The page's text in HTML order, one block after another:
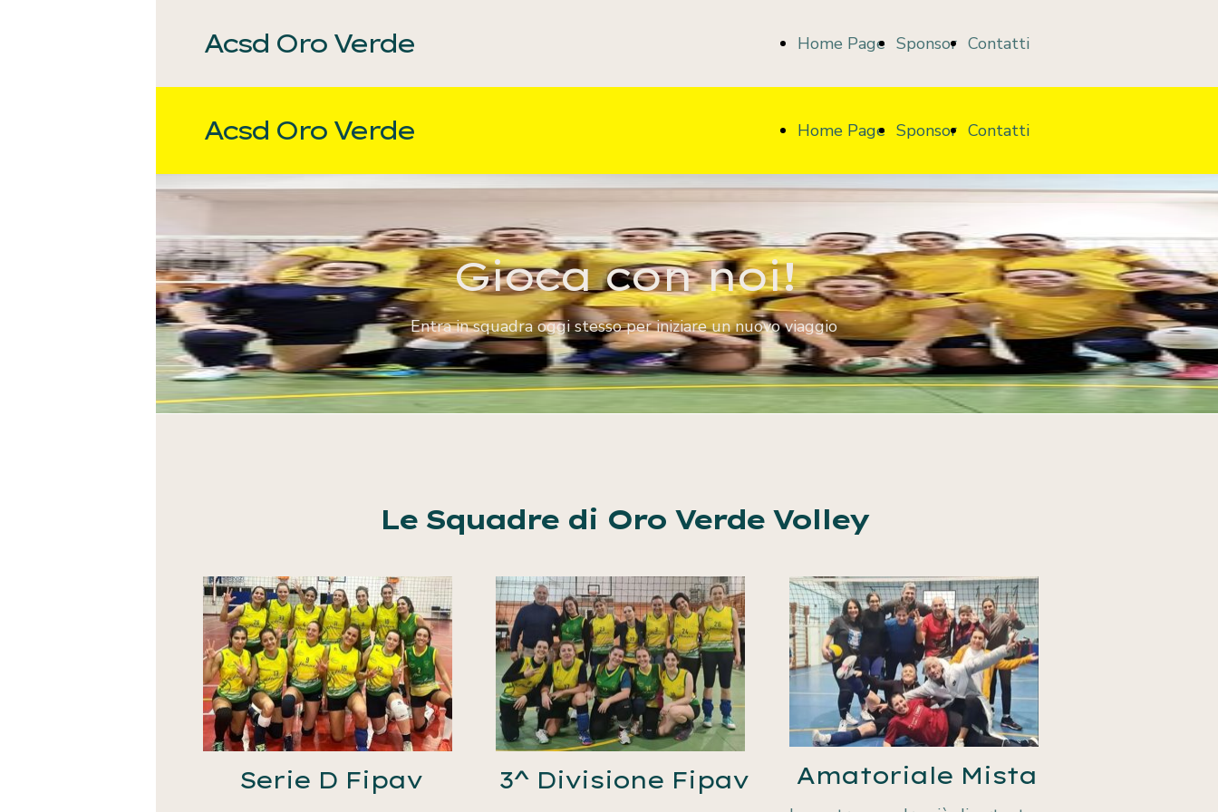
Home Page Sponsor Contatti
Acsd Oro Verde
Home Page Sponsor Contatti
Acsd Oro Verde
Gioca con noi!
Entra in squadra oggi stesso per iniziare un nuovo viaggio
Le Squadre di Oro Verde Volley
Amatoriale Mista
Serie D Fipav 3^ Divisione Fipav